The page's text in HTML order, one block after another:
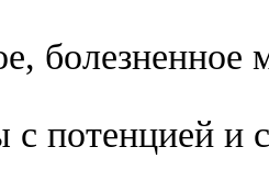
болезненное
с потенцией и